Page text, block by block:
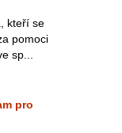
kteří se
pomoci
sp...
pro